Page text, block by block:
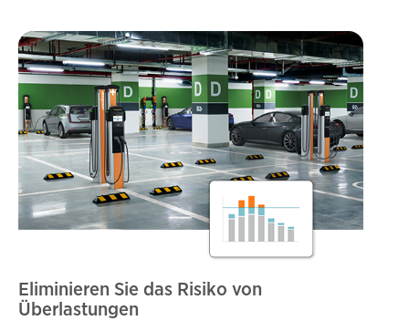
Eliminieren Sie das Risiko von
Überlastungen